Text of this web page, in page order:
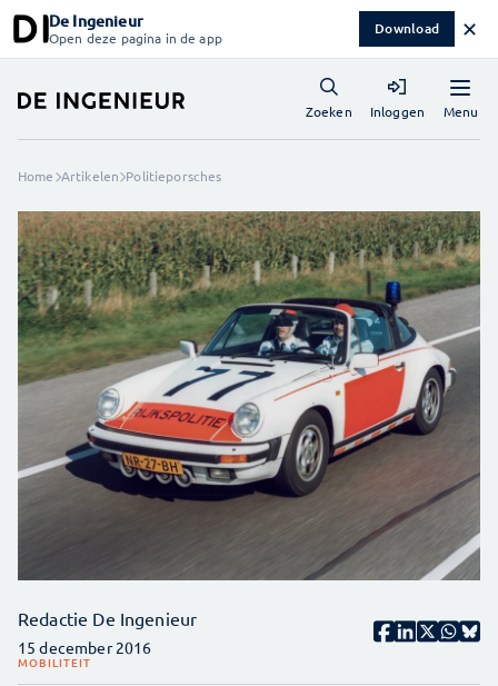
De Ingenieur
Open deze pagina in de app Download ✕
Menu
Zoeken Inloggen
Home Artikelen Politieporsches
Redactie De Ingenieur
15 december 2016
MOBILITEIT